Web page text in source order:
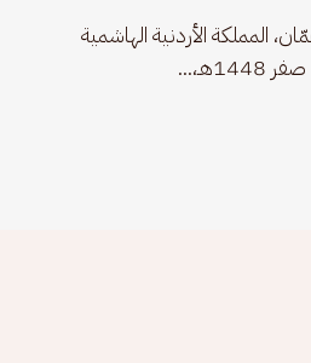
عمّان، المملكة الأردنية الهاشمية